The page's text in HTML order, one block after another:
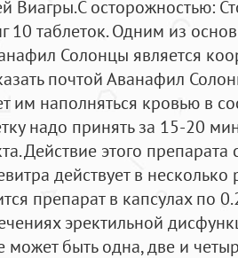
Виагры.C осторожностью:
10 таблеток. Одним из
Солонцы является
почтой Аванафил
им наполняться кровью в
надо принять за 15-20
Действие этого
действует в
препарат в капсулах по
эректильной
может быть одна, две и